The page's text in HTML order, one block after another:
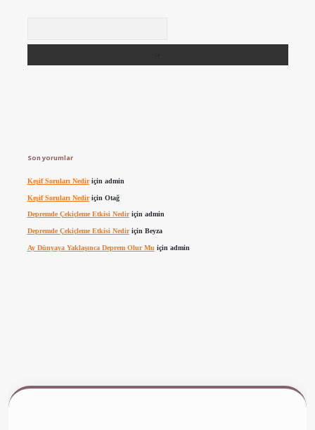
Son yorumlar
Keşif Soruları Nediriçin admin
Keşif Soruları Nediriçin Otağ
Depremde Çekiçleme Etkisi Nediriçin admin
Depremde Çekiçleme Etkisi Nediriçin Beyza
Ay Dünyaya Yaklaşınca Deprem Olur Mu için admin